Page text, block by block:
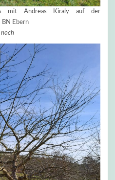
mit Andreas Kiraly auf der
BN Ebern